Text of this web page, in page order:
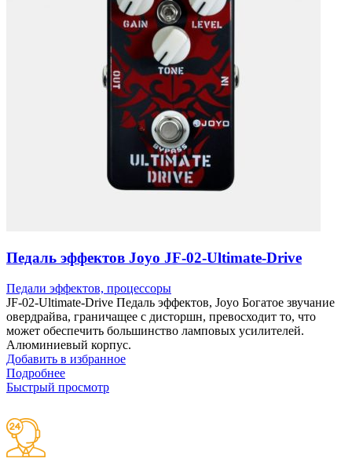
Педаль эффектов Joyo JF-02-Ultimate-Drive
Педали эффектов, процессоры
JF-02-Ultimate-Drive Педаль эффектов, Joyo Богатое звучание
овердрайва, граничащее с дисторшн, превосходит то, что
может обеспечить большинство ламповых усилителей.
Алюминиевый корпус.
Добавить в избранное
Подробнее
Быстрый просмотр